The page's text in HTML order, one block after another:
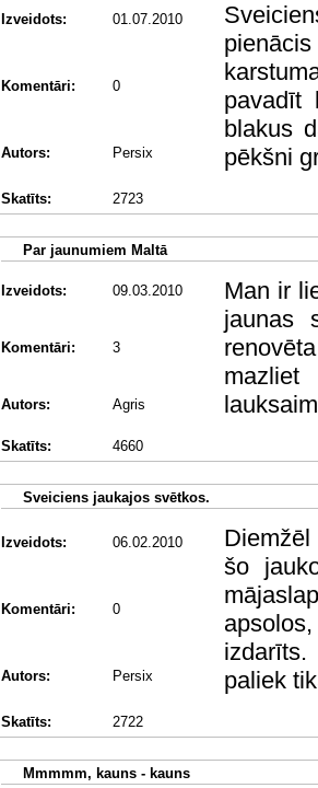
Izveidots: 01.07.2010
pavadīt
blakus
pēkšni
Komentāri: 0
Autors: Persix
Skatīts: 2723
Par jaunumiem Maltā
Izveidots: 09.03.2010
Man ir
jaunas
Komentāri: 3
Autors: Agris
Skatīts: 4660
Sveiciens jaukajos svētkos.
Izveidots: 06.02.2010
šo
paliek
Komentāri: 0
Autors: Persix
Skatīts: 2722
Mmmmm, kauns - kauns